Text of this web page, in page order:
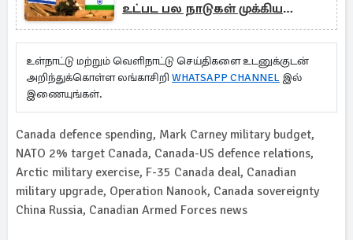
உட்பட பல நாடுகள் முக்கிய
வாடிக்கையாளர்கள்
உள்நாட்டு மற்றும் வெளிநாட்டு செய்திகளை உடனுக்குடன்
அறிந்துக்கொள்ள லங்காசிறி WHATSAPP CHANNEL இல்
இணையுங்கள்.
Canada defence spending, Mark Carney military budget,
NATO 2% target Canada, Canada-US defence relations,
Arctic military exercise, F-35 Canada deal, Canadian
military upgrade, Operation Nanook, Canada sovereignty
China Russia, Canadian Armed Forces news